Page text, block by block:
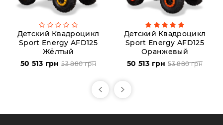
Детский Квадроцикл
Sport Energy AFD125
Жёлтый
50 513 грн 53 880 грн
Детский Квадроцикл
Sport Energy AFD125
Оранжевый
50 513 грн 53 880 грн